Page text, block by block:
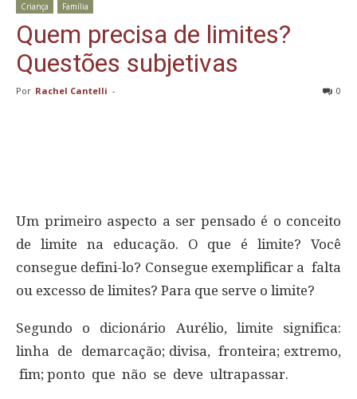
Criança Família
Quem precisa de limites?
Questões subjetivas
Por Rachel Cantelli - 0
Um primeiro aspecto a ser pensado é o conceito
de limite na educação. O que é limite? Você
consegue defini-lo? Consegue exemplificar a falta
ou excesso de limites? Para que serve o limite?
Segundo o dicionário Aurélio, limite significa:
linha de demarcação; divisa, fronteira; extremo,
fim; ponto que não se deve ultrapassar.